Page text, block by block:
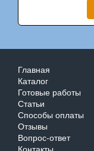
Главная
Каталог
Готовые работы
Статьи
Способы оплаты
Отзывы
Вопрос-ответ